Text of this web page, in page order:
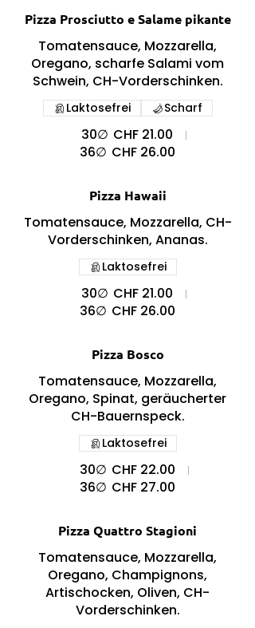
Pizza Prosciutto e Salame pikante
Tomatensauce, Mozzarella,
Oregano, scharfe Salami vom
Schwein, CH-Vorderschinken.
30∅ CHF 21.00
36∅ CHF 26.00
Laktosefrei Scharf
Pizza Hawaii
Tomatensauce, Mozzarella, CH-
Vorderschinken, Ananas.
30∅ CHF 21.00
36∅ CHF 26.00
Laktosefrei
Pizza Bosco
Tomatensauce, Mozzarella,
Oregano, Spinat, geräucherter
CH-Bauernspeck.
30∅ CHF 22.00
36∅ CHF 27.00
Laktosefrei
Pizza Quattro Stagioni
Tomatensauce, Mozzarella,
Oregano, Champignons,
Artischocken, Oliven, CH-
Vorderschinken.